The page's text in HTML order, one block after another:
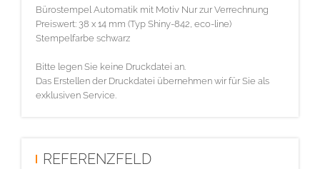
Bürostempel Automatik mit Motiv Nur zur Verrechnung
Preiswert: 38 x 14 mm (Typ Shiny-842, eco-line)
Stempelfarbe schwarz
Bitte legen Sie keine Druckdatei an.
Das Erstellen der Druckdatei übernehmen wir für Sie als
exklusiven Service.
REFERENZFELD